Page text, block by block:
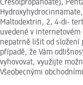
Cresolpropanoate),
Maltodextrin, 2, 4-di-
uvedené v internetovém
nepatrně lišit od složení
případě, že Vám
vyhovovat, využijte
Všeobecnými